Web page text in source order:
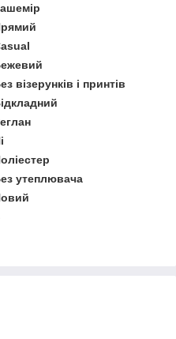
візерунків і принтів
утеплювача